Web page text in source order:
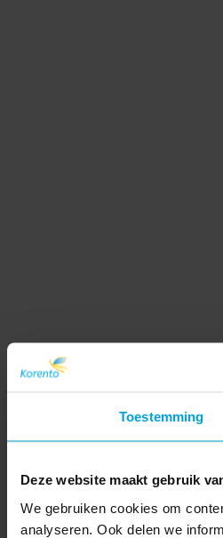
Toestemming
Deze website maakt gebruik
We gebruiken cookies om
analyseren. Ook delen we